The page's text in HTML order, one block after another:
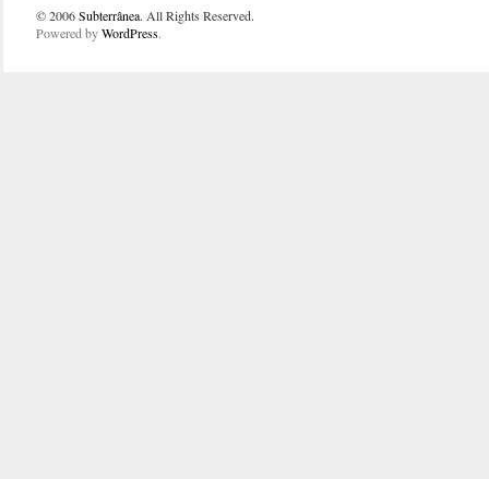
© 2006Subterrânea. All Rights Reserved.
Powered byWordPress.